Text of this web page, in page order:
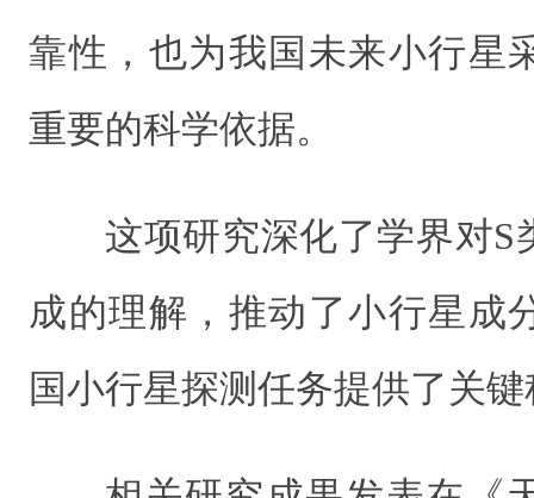
靠性，也为我国未来小行星
重要的科学依据。
这项研究深化了学界对S
成的理解， 推动了小行星成
国小行星探测任务提供了关